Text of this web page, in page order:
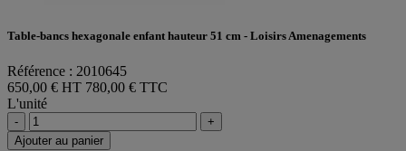
Table-bancs hexagonale enfant hauteur 51 cm - Loisirs Amenagements
Référence : 2010645
650,00 € HT 780,00 € TTC
L'unité
-
+
Ajouter au panier